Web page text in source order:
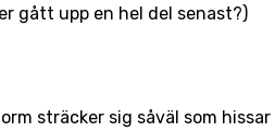
gått upp en hel del senast?)
sträcker sig såväl som hissar